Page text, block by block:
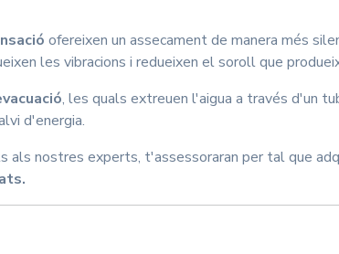
ofereixen un assecament de manera més
les vibracions i redueixen el soroll que
, les quals extreuen l'aigua a través d'un
d'energia.
als nostres experts, t'assessoraran per tal que